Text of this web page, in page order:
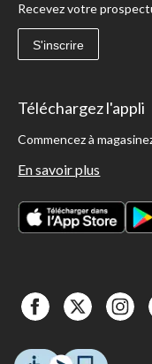
Recevez votre
S'inscrire
Téléchargez l'appli
Commencez à
En savoir plus